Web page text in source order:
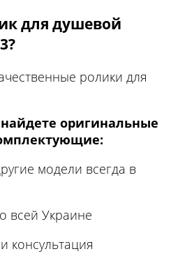
для душевой
ролики для
оригинальные
модели всегда в
всей Украине
консультация